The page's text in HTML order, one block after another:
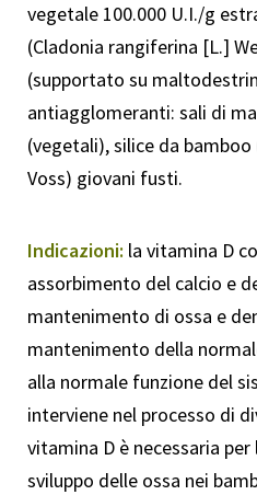
vegetale 100.000 U.I./g
(Cladonia rangiferina [L.]
(supportato su
antiagglomeranti: sali di
(vegetali), silice da
Voss) giovani fusti.
Indicazioni: la vitamina D
assorbimento del calcio e
mantenimento di ossa e
mantenimento della
alla normale funzione del
interviene nel processo di
vitamina D è necessaria
sviluppo delle ossa nei